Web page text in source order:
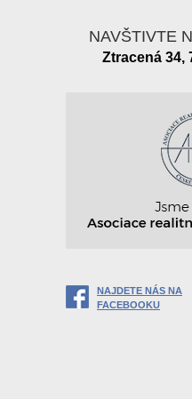
NAVŠTIVTE
Ztracená 34,
NAJDETE NÁS NA
FACEBOOKU